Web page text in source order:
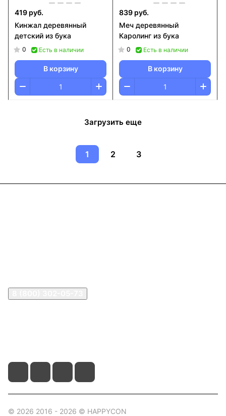
419 руб.
Кинжал деревянный
детский из бука
0 Есть в наличии
В корзину
839 руб.
Меч деревянный
Каролинг из бука
0 Есть в наличии
В корзину
Загрузить еще
1 2 3
© 2026 2016 - 2026 © HAPPYCON